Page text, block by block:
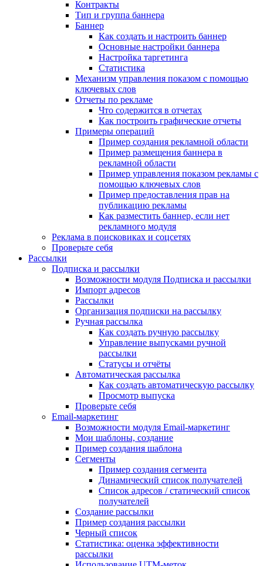
Контракты
Тип и группа баннера
Баннер
Как создать и настроить баннер
Основные настройки баннера
Настройка таргетинга
Статистика
Механизм управления показом с помощью
ключевых слов
Отчеты по рекламе
Что содержится в отчетах
Как построить графические отчеты
Примеры операций
Пример создания рекламной области
Пример размещения баннера в
рекламной области
Пример управления показом рекламы с
помощью ключевых слов
Пример предоставления прав на
публикацию рекламы
Как разместить баннер, если нет
рекламного модуля
Реклама в поисковиках и соцсетях
Проверьте себя
Рассылки
Подписка и рассылки
Возможности модуля Подписка и рассылки
Импорт адресов
Рассылки
Организация подписки на рассылку
Ручная рассылка
Как создать ручную рассылку
Управление выпусками ручной
рассылки
Статусы и отчёты
Автоматическая рассылка
Как создать автоматическую рассылку
Просмотр выпуска
Проверьте себя
Email-маркетинг
Возможности модуля Email-маркетинг
Мои шаблоны, создание
Пример создания шаблона
Сегменты
Пример создания сегмента
Динамический список получателей
Список адресов / статический список
получателей
Создание рассылки
Пример создания рассылки
Черный список
Статистика: оценка эффективности
рассылки